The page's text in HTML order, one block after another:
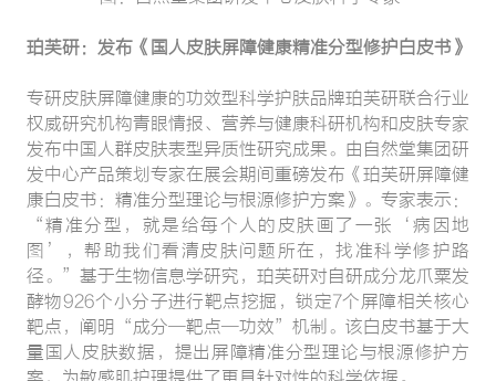
珀芙研：发布《国人皮肤屏障健康精准分型修护白皮书》
专研皮肤屏障健康的功效型科学护肤品牌珀芙研联合行业
权威研究机构青眼情报、营养与健康科研机构和皮肤专家
发布中国人群皮肤表型异质性研究成果。由自然堂集团研
发中心产品策划专家在展会期间重磅发布《珀芙研屏障健
康白皮书：精准分型理论与根源修护方案》。专家表示：
“精准分型，就是给每个人的皮肤画了一张‘病因地
图’，帮助我们看清皮肤问题所在，找准科学修护路
径。”基于生物信息学研究，珀芙研对自研成分龙爪粟发
酵物926个小分子进行靶点挖掘，锁定7个屏障相关核心
靶点，阐明“成分—靶点—功效”机制。该白皮书基于大
量国人皮肤数据，提出屏障精准分型理论与根源修护方